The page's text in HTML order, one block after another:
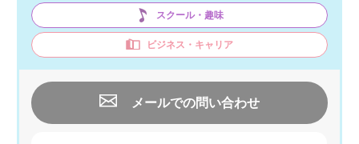
スクール・趣味
ビジネス・キャリア
メールでの問い合わせ